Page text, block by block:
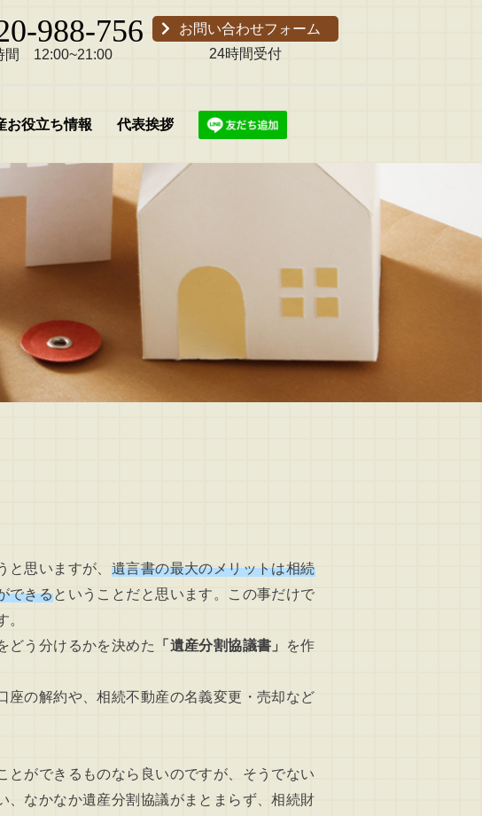
988-756
間 12:00~21:00
お問い合わせフォーム
24時間受付
お役立ち情報 代表挨拶
思いますが、 遺言書の最大のメリットは相続
できるということだと思います。この事だけで
どう分けるかを決めた
「遺産分割協議書」
を作
座の解約や、相続不動産の名義変更・売却など
とができるものなら良いのですが、そうでない
、なかなか遺産分割協議がまとまらず、相続財